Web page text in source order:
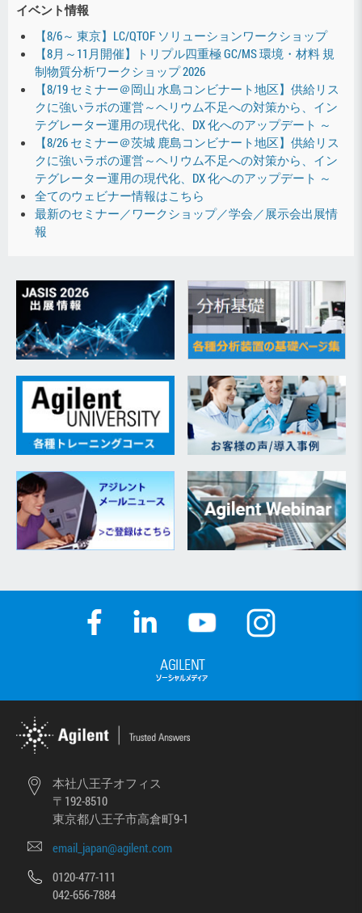
イベント情報
【8/6～ 東京】LC/QTOF ソリューションワークショップ
【8月～11月開催】トリプル四重極 GC/MS 環境・材料 規
制物質分析ワークショップ 2026
【8/19 セミナー＠岡山 水島コンビナート地区】供給リス
クに強いラボの運営～ヘリウム不足への対策から、イン
テグレーター運用の現代化、DX 化へのアップデート ～
【8/26 セミナー＠茨城 鹿島コンビナート地区】供給リス
クに強いラボの運営～ヘリウム不足への対策から、イン
テグレーター運用の現代化、DX 化へのアップデート ～
全てのウェビナー情報はこちら
最新のセミナー／ワークショップ／学会／展示会出展情
報
本社八王子オフィス
〒192-8510
東京都八王子市高倉町9-1
email_japan@agilent.com
0120-477-111
042-656-7884